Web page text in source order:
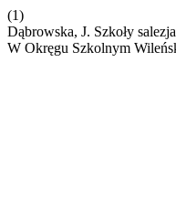
(1)
Dąbrowska, J. Szkoły
W Okręgu Szkolnym